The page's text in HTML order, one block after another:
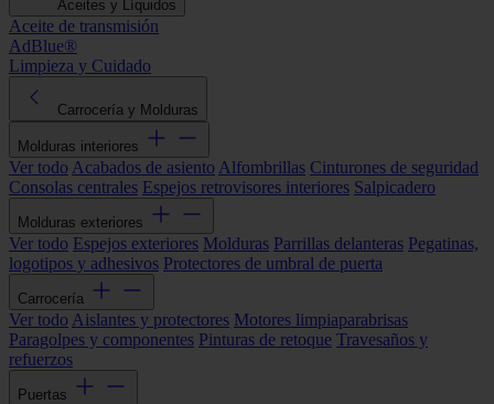
Aceites y Líquidos
Aceite de transmisión
AdBlue®
Limpieza y Cuidado
Carrocería y Molduras
Molduras interiores
Ver todo Acabados de asiento Alfombrillas Cinturones de seguridad
Consolas centrales Espejos retrovisores interiores Salpicadero
Molduras exteriores
Ver todo Espejos exteriores Molduras Parrillas delanteras Pegatinas,
logotipos y adhesivos Protectores de umbral de puerta
Carrocería
Ver todo Aislantes y protectores Motores limpiaparabrisas
Paragolpes y componentes Pinturas de retoque Travesaños y
refuerzos
Puertas